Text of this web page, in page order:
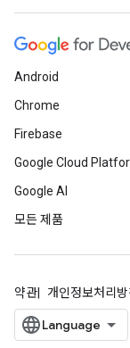
Android
Chrome
Firebase
Google Cloud
Google AI
모든 제품
약관 개인정보처리방